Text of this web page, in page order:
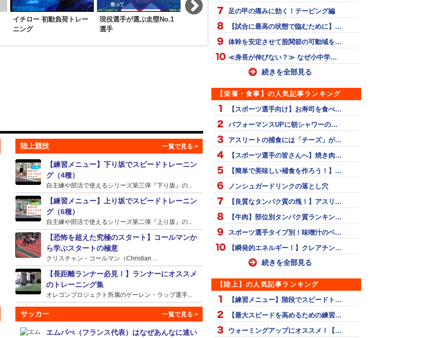
イチロー 初動負荷トレー
ニング
現役選手が選ぶ走塁No.1
選手
キャッチボール 計測1 ベッカムのフリーキック
陸上競技
【練習メニュー】下り坂でスピードトレーニン
グ（4種）
自主練や部活で使えるシリーズ第三弾『下り坂』の...
【練習メニュー】上り坂でスピードトレーニン
グ（6種）
自主練や部活で使えるシリーズ第二弾『上り坂』の...
【恐怖を超えた究極のスタート】コールマンか
ら学ぶスタートの極意
クリスチャン・コールマン（Christian ...
【長距離ランナー必見！】ランナーにオススメ
のトレーニング集
オレゴンプロジェクト所属のゲーレン・ラップ選手...
サッカー
エムバぺ（フランス代表）はなぜあんなに速い
足の甲の痛みに効く！テーピング編
【試合に最高の状態で臨むために】…
体幹を安定させて股関節の可動域を…
≪身長が伸びない？≫ なぜ小中学…
続きを全部見る
【栄養・食事】の人気記事ランキング
【スポーツ選手向け】お寿司を食べ…
パフォーマンスUPに朝シャワーの…
アスリートの捕食には「チーズ」が…
【スポーツ選手の皆さんへ】焼き肉…
【簡単で美味しい補食を作ろう！】…
ノンシュガードリンクの落とし穴
【良質なタンパク質の塊！】アスリ…
【牛肉】部位別タンパク質ランキン…
スポーツ選手タイプ別！味噌汁のベ…
【瞬発的エネルギー！】クレアチン…
続きを全部見る
【陸上】の人気記事ランキング
【練習メニュー】階段でスピードト…
【最大スピードを高めるための練習…
ウォーミングアップにオススメ！【…